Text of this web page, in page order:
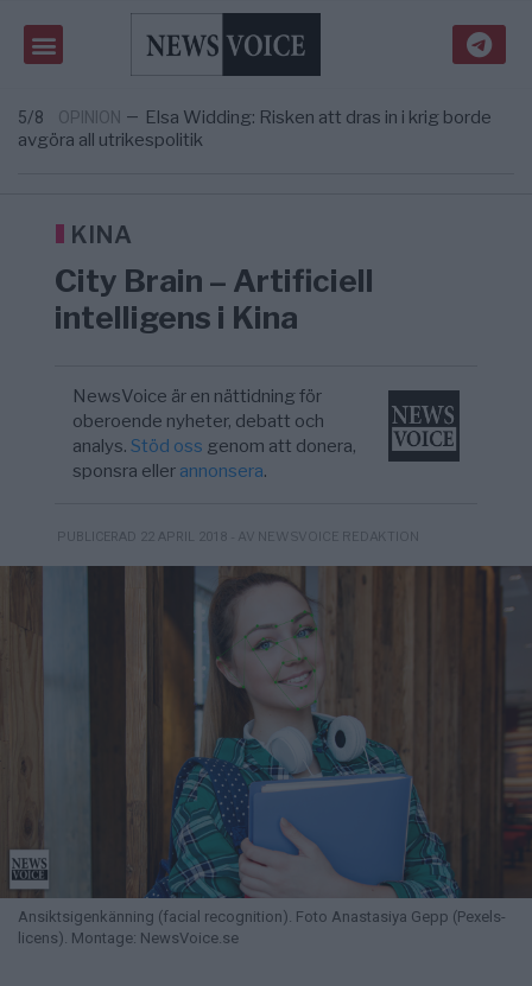
3/8 AFRIKA
Massiv anstormning till Ceuta – Misstankar
om amerikansk påverkan
UNITED STATES
Tucker Carlson: ”It’s Time to Save
5/8 OPINION — Elsa Widding: Risken att dras in i krig borde
avgöra all utrikespolitik
geografiskt apartheidsystem
om amerikansk påverkan
UNITED STATES —
Tucker Carlson: ”It’s Time to Save
America” – Finally
KINA
City Brain – Artificiell
intelligens i Kina
NewsVoice är en nättidning för
oberoende nyheter, debatt och
analys.Stöd oss genom att donera,
sponsra eller annonsera.
PUBLICERAD 22 APRIL 2018 - AV NEWSVOICE REDAKTION
Ansiktsigenkänning (facial recognition). Foto Anastasiya Gepp (Pexels-
licens). Montage: NewsVoice.se